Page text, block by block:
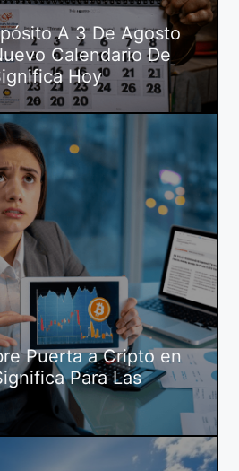
A 3 De Agosto
Calendario De
Hoy
Puerta a Cripto en
Para Las